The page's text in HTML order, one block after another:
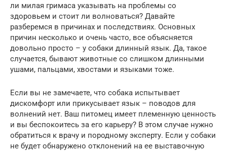
ли милая гримаса указывать на проблемы со
здоровьем и стоит ли волноваться? Давайте
разберемся в причинах и последствиях. Основных
причин несколько и очень часто, все объясняется
довольно просто – у собаки длинный язык. Да, такое
случается, бывают животные со слишком длинными
ушами, пальцами, хвостами и языками тоже.
Если вы не замечаете, что собака испытывает
дискомфорт или прикусывает язык – поводов для
волнений нет. Ваш питомец имеет племенную ценность
и вы беспокоитесь за его карьеру? В этом случае нужно
обратиться к врачу и породному эксперту. Если у собаки
не будет обнаружено отклонений на ее выставочную